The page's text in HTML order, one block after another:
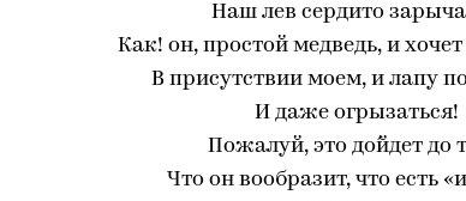
Наш лев сердито
Как! он, простой медведь, и
В присутствии моем, и лапу
И даже огрызаться!
Пожалуй, это до́йдет до
Что он вообразит, что есть